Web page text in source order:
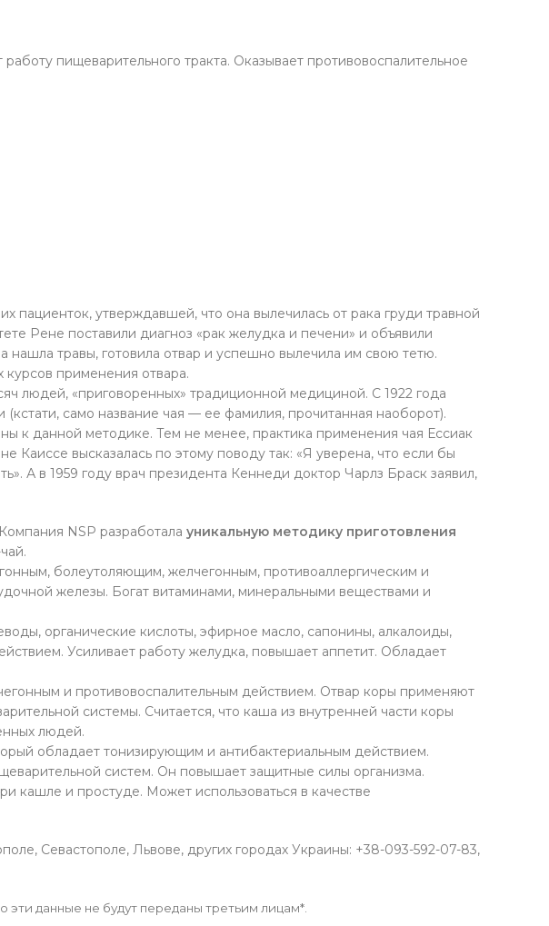
пищеварительного тракта. Оказывает противовоспалительное
пациенток, утверждавшей, что она вылечилась от рака груди травной
Рене поставили диагноз «рак желудка и печени» и объявили
травы, готовила отвар и успешно вылечила им свою тетю.
применения отвара.
людей, «приговоренных» традиционной медициной. С 1922 года
само название чая — ее фамилия, прочитанная наоборот).
к данной методике. Тем не менее, практика применения чая Ессиак
высказалась по этому поводу так: «Я уверена, что если бы
А в 1959 году врач президента Кеннеди доктор Чарлз Браск заявил,
NSP разработала уникальную методику приготовления
болеутоляющим, желчегонным, противоаллергическим и
железы. Богат витаминами, минеральными веществами и
органические кислоты, эфирное масло, сапонины, алкалоиды,
Усиливает работу желудка, повышает аппетит. Обладает
и противовоспалительным действием. Отвар коры применяют
системы. Считается, что каша из внутренней части коры
людей.
обладает тонизирующим и антибактериальным действием.
систем. Он повышает защитные силы организма.
кашле и простуде. Может использоваться в качестве
Севастополе, Львове, других городах Украины: +38-093-592-07-83,
данные не будут переданы третьим лицам*.